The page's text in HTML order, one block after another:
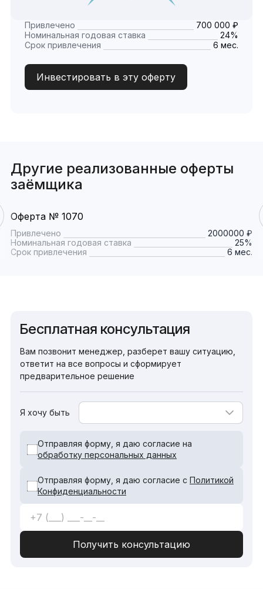
Привлечено
700 000 ₽
Номинальная годовая ставка
24%
Срок привлечения
6 мес.
Инвестировать в эту оферту
Другие реализованные оферты
заёмщика
Оферта № 1070
Привлечено
2000000 ₽
Номинальная годовая ставка
25%
Срок привлечения
6 мес.
Бесплатная консультация
Вам позвонит менеджер, разберет вашу ситуацию,
ответит на все вопросы и сформирует
предварительное решение
Я хочу быть
Отправляя форму, я даю согласие на
обработку персональных данных
Отправляя форму, я даю согласие с Политикой
Конфиденциальности